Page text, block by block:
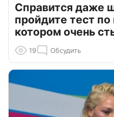
Справится даже
пройдите тест по
котором очень
19 Обсудить